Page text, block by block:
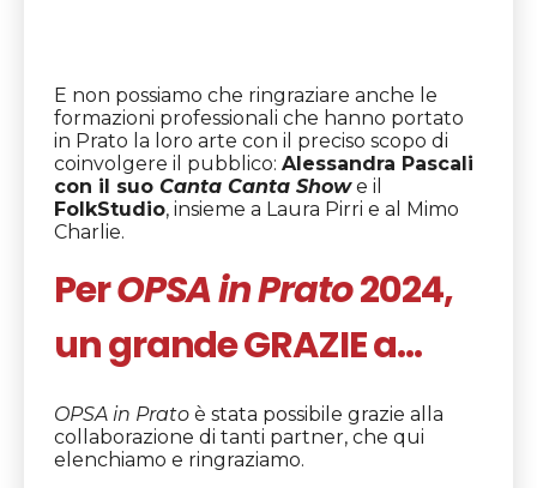
E non possiamo che ringraziare anche le
formazioni professionali che hanno portato
in Prato la loro arte con il preciso scopo di
coinvolgere il pubblico: Alessandra Pascali
con il suo Canta Canta Showe il
FolkStudio, insieme a Laura Pirri e al Mimo
Charlie.
PerOPSA in Prato2024,
un grande GRAZIE a…
OPSA in Pratoè stata possibile grazie alla
collaborazione di tanti partner, che qui
elenchiamo e ringraziamo.